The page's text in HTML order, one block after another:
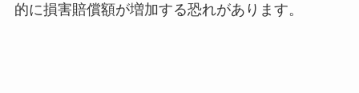
的に損害賠償額が増加する恐れがあります。